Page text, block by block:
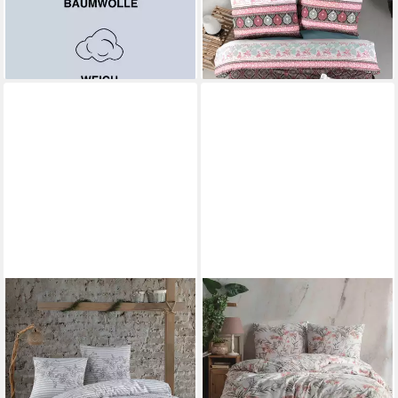
lieferbar - in 2-3 Werktagen bei dir
cm, Izgi
ab 39,95 €
lieferbar - in 2-3 Werktagen bei dir